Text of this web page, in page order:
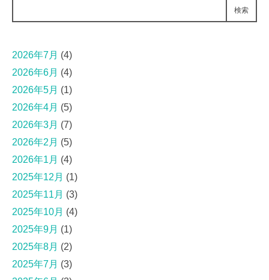
検索
2026年7月 (4)
2026年6月 (4)
2026年5月 (1)
2026年4月 (5)
2026年3月 (7)
2026年2月 (5)
2026年1月 (4)
2025年12月 (1)
2025年11月 (3)
2025年10月 (4)
2025年9月 (1)
2025年8月 (2)
2025年7月 (3)